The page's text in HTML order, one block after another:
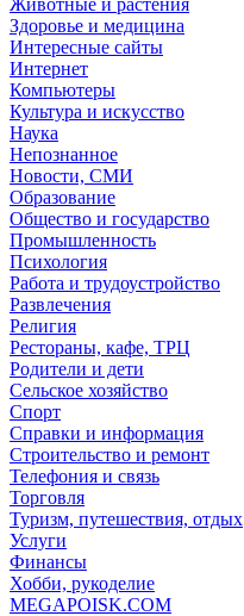
Животные и растения
Здоровье и медицина
Интересные сайты
Интернет
Компьютеры
Культура и искусство
Наука
Непознанное
Новости, СМИ
Образование
Общество и государство
Промышленность
Психология
Работа и трудоустройство
Развлечения
Религия
Рестораны, кафе, ТРЦ
Родители и дети
Сельское хозяйство
Спорт
Справки и информация
Строительство и ремонт
Телефония и связь
Торговля
Туризм, путешествия, отдых
Услуги
Финансы
Хобби, рукоделие
MEGAPOISK.COM